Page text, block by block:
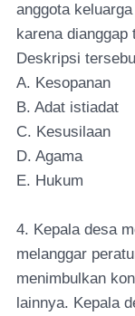
anggota
karena
Deskripsi
A. Kesopanan
B. Adat istiadat
C. Kesusilaan
D. Agama
E. Hukum
4. Kepala desa
melanggar
menimbulkan
lainnya. Kepala